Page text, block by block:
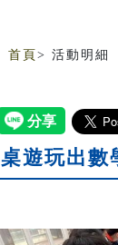
首頁 > 活動明細
桌遊玩出數